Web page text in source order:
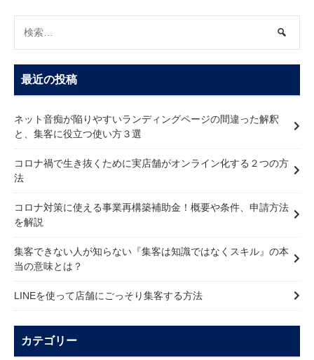
ン
最近の投稿
ネット音痴が陥りやすいランディングページの間違った解釈
と、集客に役立つ使い方３選
コロナ禍で生き抜くために実店舗がオンライン化する２つの方
法
コロナ対策に使える事業再構築補助金！概要や条件、申請方法
を解説
集客できない人が知らない『集客は知識ではなくスキル』の本
当の意味とは？
LINEを使って店舗にごっそり集客する方法
カテゴリー